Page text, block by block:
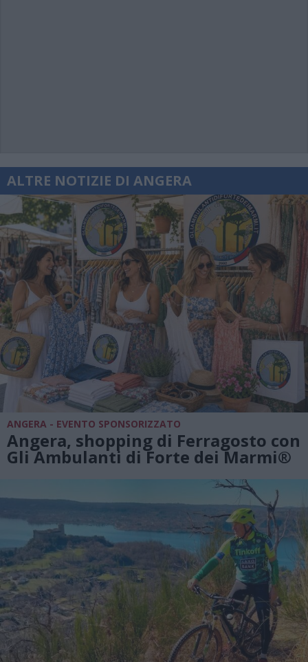
ALTRE NOTIZIE DI ANGERA
ANGERA - EVENTO SPONSORIZZATO
Angera, shopping di Ferragosto con
Gli Ambulanti di Forte dei Marmi®